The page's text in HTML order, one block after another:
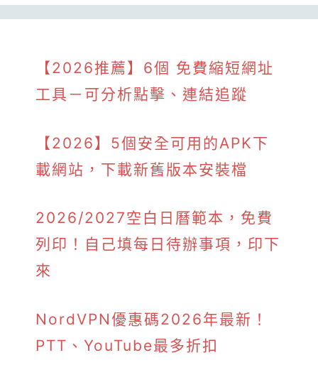
【2026推薦】6個 免費縮短網址
工具－可分析點擊、連結追蹤
【2026】5個安全可用的APK下
載網站，下載新舊版本安裝檔
2026/2027空白日曆範本，免費
列印！自己填每日待辦事項，印下
來
NordVPN優惠碼2026年最新！
PTT、YouTube最多折扣